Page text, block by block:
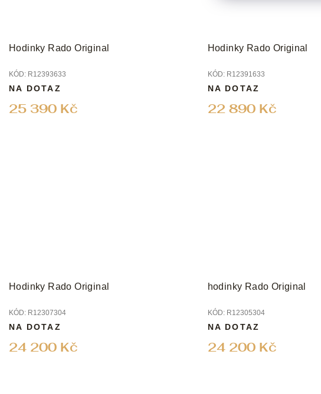
Hodinky Rado Original
KÓD: R12393633
25 390 Kč
NA DOTAZ
Hodinky Rado Original
KÓD: R12391633
22 890 Kč
NA DOTAZ
Hodinky Rado Original
KÓD: R12307304
24 200 Kč
NA DOTAZ
hodinky Rado Original
KÓD: R12305304
24 200 Kč
NA DOTAZ